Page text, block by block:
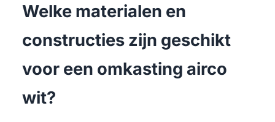
Welke materialen en
constructies zijn geschikt
voor een omkasting airco
wit?